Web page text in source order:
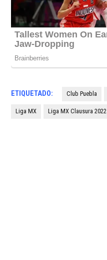
ETIQUETADO: Club Puebla
Liga MX Liga MX Clausura 2022